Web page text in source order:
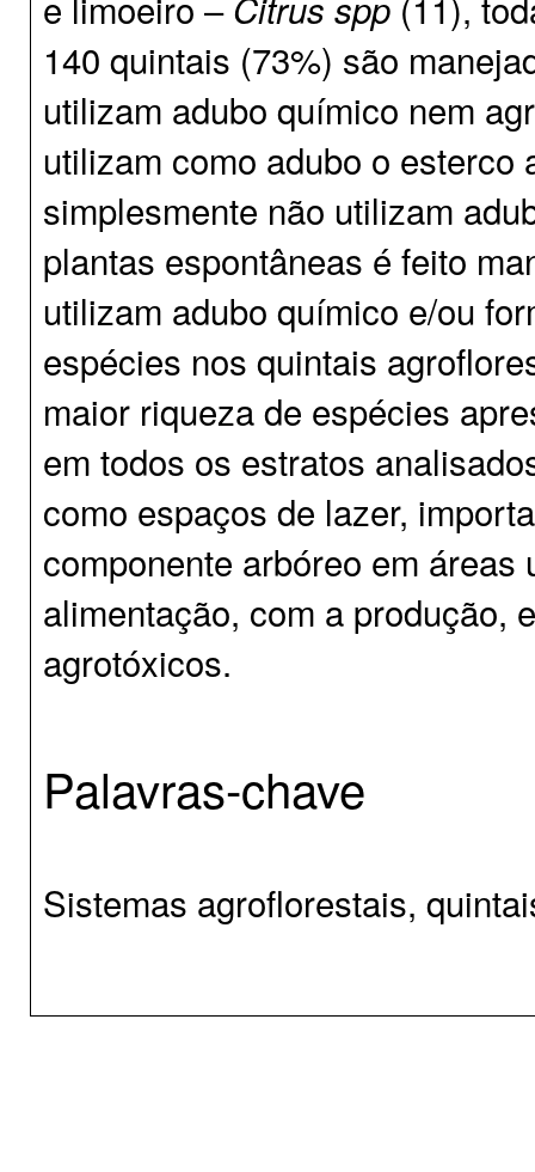
140 quintais (73%) são
utilizam adubo químico nem
utilizam como adubo o esterco
simplesmente não utilizam
plantas espontâneas é feito
utilizam adubo químico e/ou
espécies nos quintais
maior riqueza de espécies
em todos os estratos
como espaços de lazer,
componente arbóreo em
alimentação, com a produção,
agrotóxicos.
Palavras-chave
Sistemas agroflorestais,